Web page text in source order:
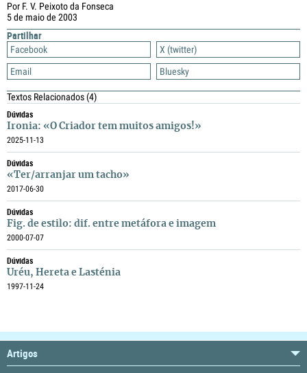
Por F. V. Peixoto da Fonseca
5 de maio de 2003
Partilhar
Facebook
X (twitter)
Email
Bluesky
Textos Relacionados(4)
Dúvidas
Ironia: «O Criador tem muitos amigos!»
2025-11-13
Dúvidas
«Ter/arranjar um tacho»
2017-06-30
Dúvidas
Fig. de estilo: dif. entre metáfora e imagem
2000-07-07
Dúvidas
Uréu, Hereta e Lasténia
1997-11-24
Artigos